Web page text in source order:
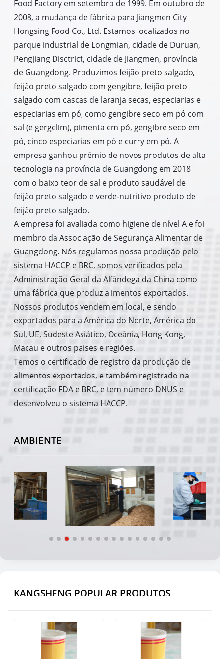
Food Factory em setembro de 1999. Em outubro de
2008, a mudança de fábrica para Jiangmen City
Hongsing Food Co., Ltd. Estamos localizados no
parque industrial de Longmian, cidade de Duruan,
Pengjiang Disctrict, cidade de Jiangmen, província
de Guangdong. Produzimos feijão preto salgado,
feijão preto salgado com gengibre, feijão preto
salgado com cascas de laranja secas, especiarias e
especiarias em pó, como gengibre seco em pó com
sal (e gergelim), pimenta em pó, gengibre seco em
pó, cinco especiarias em pó e curry em pó. A
empresa ganhou prêmio de novos produtos de alta
tecnologia na província de Guangdong em 2018
com o baixo teor de sal e produto saudável de
feijão preto salgado e verde-nutritivo produto de
feijão preto salgado.
A empresa foi avaliada como higiene de nível A e foi
membro da Associação de Segurança Alimentar de
Guangdong. Nós regulamos nossa produção pelo
sistema HACCP e BRC, somos verificados pela
Administração Geral da Alfândega da China como
uma fábrica que produz alimentos exportados.
Nossos produtos vendem em local, e sendo
exportados para a América do Norte, América do
Sul, UE, Sudeste Asiático, Oceânia, Hong Kong,
Macau e outros países e regiões.
Temos o certificado de registro da produção de
alimentos exportados, e também registrado na
certificação FDA e BRC, e tem número DNUS e
desenvolveu o sistema HACCP.
AMBIENTE
KANGSHENG POPULAR PRODUTOS